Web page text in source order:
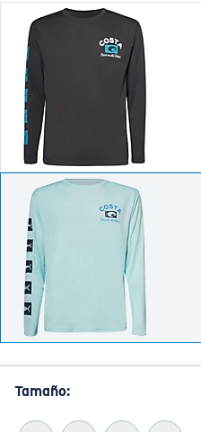
Tamaño: